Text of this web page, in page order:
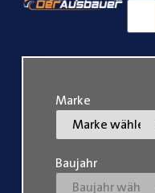
Marke
Baujahr